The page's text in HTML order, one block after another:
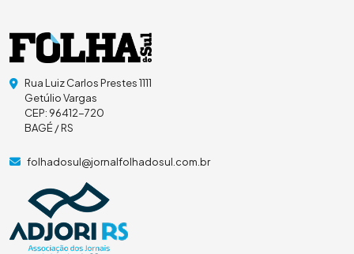
Rua Luiz Carlos Prestes 1111
Getúlio Vargas
CEP: 96412-720
BAGÉ / RS
folhadosul@jornalfolhadosul.com.br